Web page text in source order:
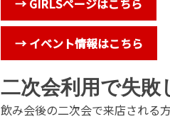
→ GIRLSページはこちら
→ イベント情報はこちら
二次会利用で失
飲み会後の二次会で来店される方